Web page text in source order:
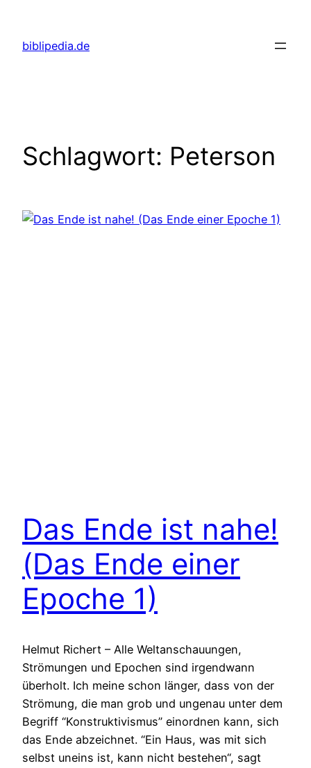
springen
biblipedia.de
Schlagwort: Peterson
Das Ende ist nahe!
(Das Ende einer
Epoche 1)
Helmut Richert – Alle Weltanschauungen,
Strömungen und Epochen sind irgendwann
überholt. Ich meine schon länger, dass von der
Strömung, die man grob und ungenau unter dem
Begriff “Konstruktivismus” einordnen kann, sich
das Ende abzeichnet. “Ein Haus, was mit sich
selbst uneins ist, kann nicht bestehen“, sagt